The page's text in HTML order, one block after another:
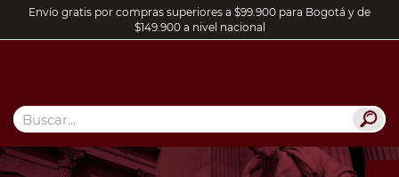
Envío gratis por compras superiores a $99.900 para Bogotá y de
$149.900 a nivel nacional